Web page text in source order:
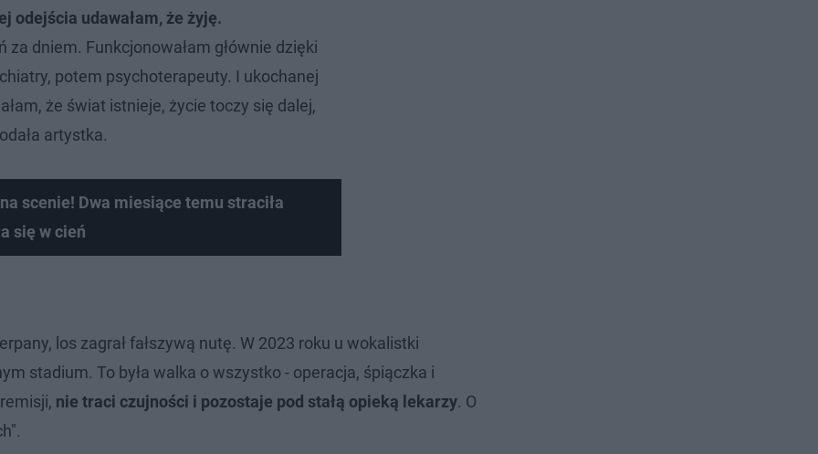
odejścia udawałam, że żyję.
za dniem. Funkcjonowałam głównie dzięki
potem psychoterapeuty. I ukochanej
że świat istnieje, życie toczy się dalej,
artystka.
scenie! Dwa miesiące temu straciła
się w cień
los zagrał fałszywą nutę. W 2023 roku u wokalistki
stadium. To była walka o wszystko - operacja, śpiączka i
nie traci czujności i pozostaje pod stałą opieką lekarzy. O